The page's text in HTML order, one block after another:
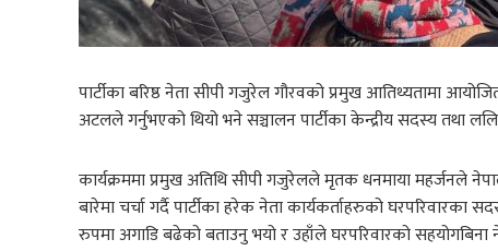
पार्टीका बरिष्ठ नेता सीपी गजुरेल गौरवको प्रमुख आतिथ्यतामा
अटलले गर्नुभएको थियो भने सञ्चालन पार्टीका केन्द्रीय सदस्य तथा
कार्यक्रममा प्रमुख अतिथि सीपी गजुरेलले मृतक धनमाया महर्जनले
बारेमा चर्चा गर्दै पार्टीका हरेक नेता कार्यकर्ताहरुको
रुपमा अगाडि बढेको बताउनु भयो र उहाँले घरपरिवारको सहयोगबिना